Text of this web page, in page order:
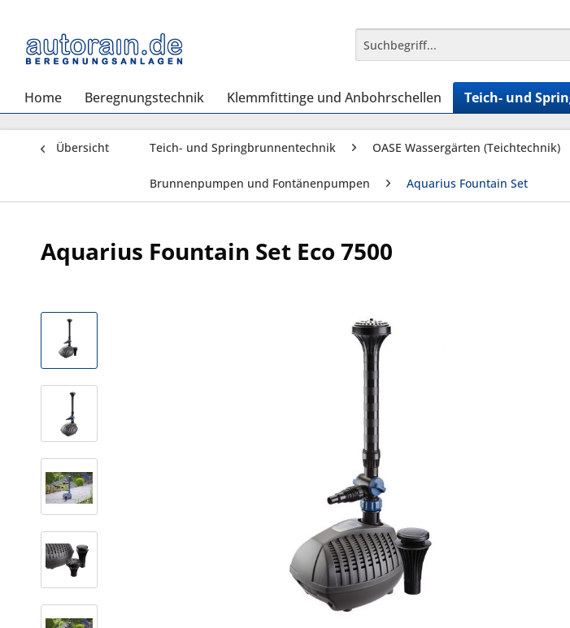
Home Beregnungstechnik Klemmfittinge und Anbohrschellen Teich- und
Übersicht Teich- und Springbrunnentechnik OASE Wassergärten (Teichtechnik)
Brunnenpumpen und Fontänenpumpen Aquarius Fountain Set
Aquarius Fountain Set Eco 7500